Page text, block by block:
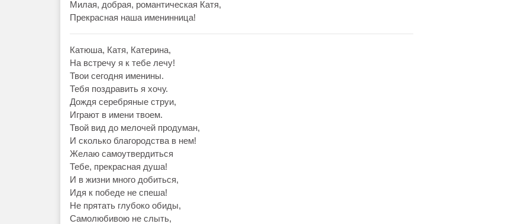
Милая, добрая, романтическая Катя,
Прекрасная наша именинница!
Катюша, Катя, Катерина,
На встречу я к тебе лечу!
Твои сегодня именины.
Тебя поздравить я хочу.
Дождя серебряные струи,
Играют в имени твоем.
Твой вид до мелочей продуман,
И сколько благородства в нем!
Желаю самоутвердиться
Тебе, прекрасная душа!
И в жизни много добиться,
Идя к победе не спеша!
Не прятать глубоко обиды,
Самолюбивою не слыть,